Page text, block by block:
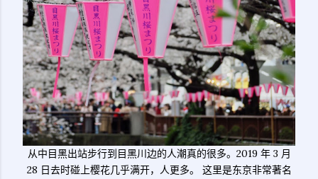
从中目黑出站步行到目黑川边的人潮真的很多。2019 年 3 月
28 日去时碰上樱花几乎满开，人更多。 这里是东京非常著名